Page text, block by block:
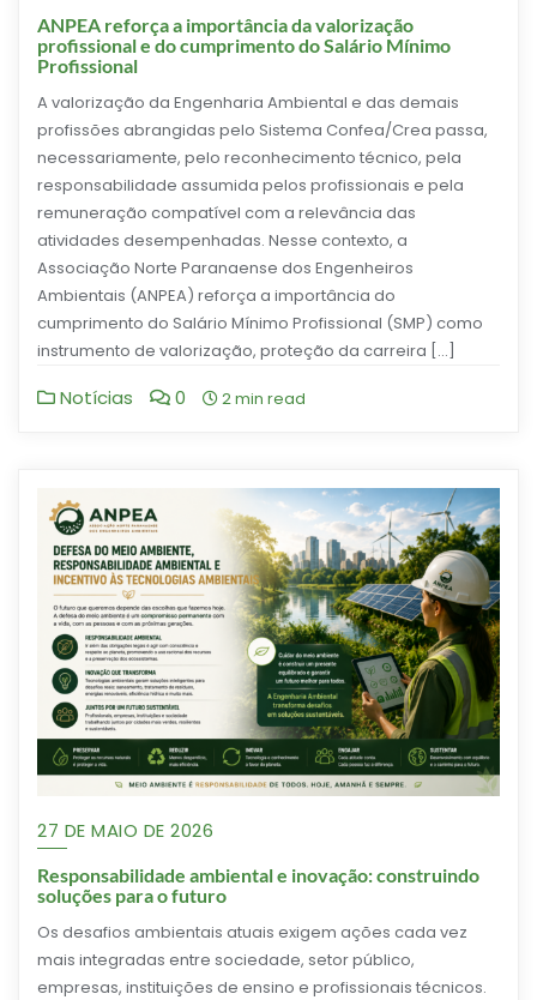
ANPEA reforça a importância da valorização
profissional e do cumprimento do Salário Mínimo
Profissional
A valorização da Engenharia Ambiental e das demais
profissões abrangidas pelo Sistema Confea/Crea passa,
necessariamente, pelo reconhecimento técnico, pela
responsabilidade assumida pelos profissionais e pela
remuneração compatível com a relevância das
atividades desempenhadas. Nesse contexto, a
Associação Norte Paranaense dos Engenheiros
Ambientais (ANPEA) reforça a importância do
cumprimento do Salário Mínimo Profissional (SMP) como
instrumento de valorização, proteção da carreira […]
Notícias 0 2 min read
27 DE MAIO DE 2026
Responsabilidade ambiental e inovação: construindo
soluções para o futuro
Os desafios ambientais atuais exigem ações cada vez
mais integradas entre sociedade, setor público,
empresas, instituições de ensino e profissionais técnicos.